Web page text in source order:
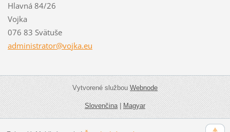
Hlavná 84/26
Vojka
076 83 Svätuše
administrator@vojka.eu
Vytvorené službouWebnode
Slovenčina|Magyar